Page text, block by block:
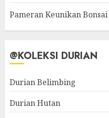
Pameran Keunikan Bonsai
@KOLEKSI DURIAN
Durian Belimbing
Durian Hutan